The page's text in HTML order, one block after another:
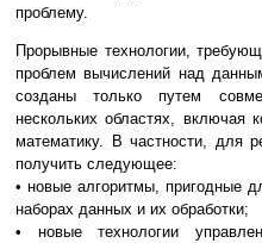
проблему.
Прорывные технологии,
проблем вычислений над
созданы только путем
нескольких областях, включая
математику. В частности, для
получить следующее:
• новые алгоритмы, пригодные
наборах данных и их обработки;
• новые технологии